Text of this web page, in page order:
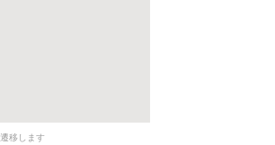
移します